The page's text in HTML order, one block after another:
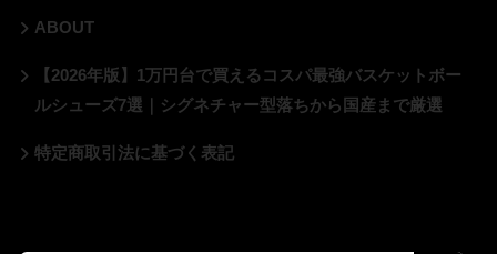
ABOUT
【2026年版】1万円台で買えるコスパ最強バスケットボー
ルシューズ7選｜シグネチャー型落ちから国産まで厳選
特定商取引法に基づく表記